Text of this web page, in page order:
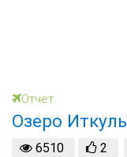
Отчет
Озеро Иткуль
6510 2